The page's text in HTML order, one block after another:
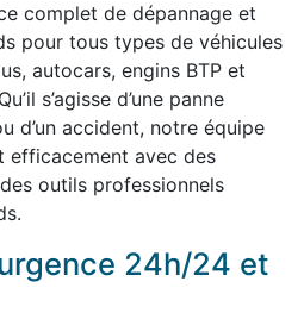
complet de dépannage et
pour tous types de véhicules
autocars, engins BTP et
s’agisse d’une panne
d’un accident, notre équipe
efficacement avec des
outils professionnels
24h/24 et